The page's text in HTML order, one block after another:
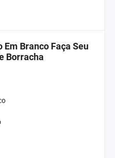
Branco Faça Seu
Borracha